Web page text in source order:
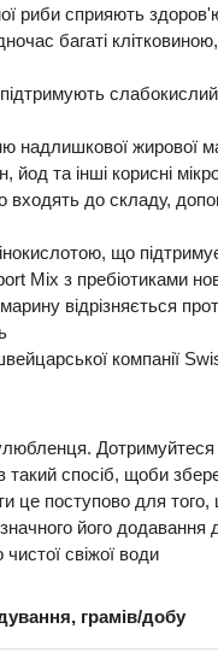
риби сприяють
багаті
надлишкової жирової
йод та інші корисні
до складу,
що підтримує
Mix з пребіотиками
відрізняється
компанії
спосіб, щоби
це поступово для
його додавання
свіжої води
грамів/добу